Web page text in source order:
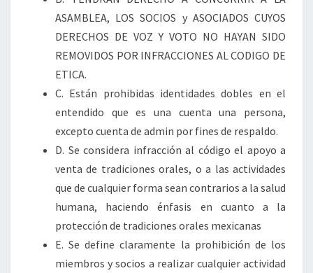
ASAMBLEA, LOS SOCIOS y ASOCIADOS CUYOS
DERECHOS DE VOZ Y VOTO NO HAYAN SIDO
REMOVIDOS POR INFRACCIONES AL CODIGO DE
ETICA.
C. Están prohibidas identidades dobles en el
entendido que es una cuenta una persona,
excepto cuenta de admin por fines de respaldo.
D. Se considera infracción al código el apoyo a
venta de tradiciones orales, o a las actividades
que de cualquier forma sean contrarios a la salud
humana, haciendo énfasis en cuanto a la
protección de tradiciones orales mexicanas
E. Se define claramente la prohibición de los
miembros y socios a realizar cualquier actividad